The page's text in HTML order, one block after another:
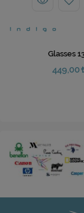
Glasses
449,00